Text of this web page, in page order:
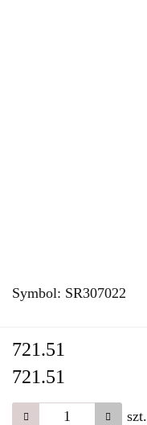
Symbol: SR307022
721.51
721.51
szt.